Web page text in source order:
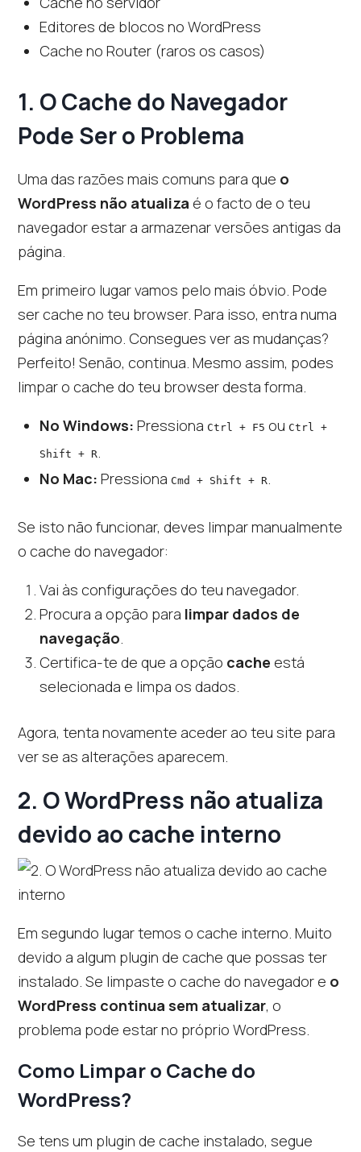
Editores de blocos no WordPress
Cache no Router (raros os casos)
1. O Cache do Navegador
Pode Ser o Problema
Uma das razões mais comuns para que o
WordPress não atualiza é o facto de o teu
navegador estar a armazenar versões antigas da
página.
Em primeiro lugar vamos pelo mais óbvio. Pode
ser cache no teu browser. Para isso, entra numa
página anónimo. Consegues ver as mudanças?
Perfeito! Senão, continua. Mesmo assim, podes
limpar o cache do teu browser desta forma.
No Windows: Pressiona Ctrl + F5 ou Ctrl +
Shift + R.
No Mac: Pressiona Cmd + Shift + R.
Se isto não funcionar, deves limpar manualmente
o cache do navegador:
Vai às configurações do teu navegador.
Procura a opção para limpar dados de
navegação.
Certifica-te de que a opção cache está
selecionada e limpa os dados.
Agora, tenta novamente aceder ao teu site para
ver se as alterações aparecem.
2. O WordPress não atualiza
devido ao cache interno
Em segundo lugar temos o cache interno. Muito
devido a algum plugin de cache que possas ter
instalado. Se limpaste o cache do navegador e o
WordPress continua sem atualizar, o
problema pode estar no próprio WordPress.
Como Limpar o Cache do
WordPress?
Se tens um plugin de cache instalado, segue